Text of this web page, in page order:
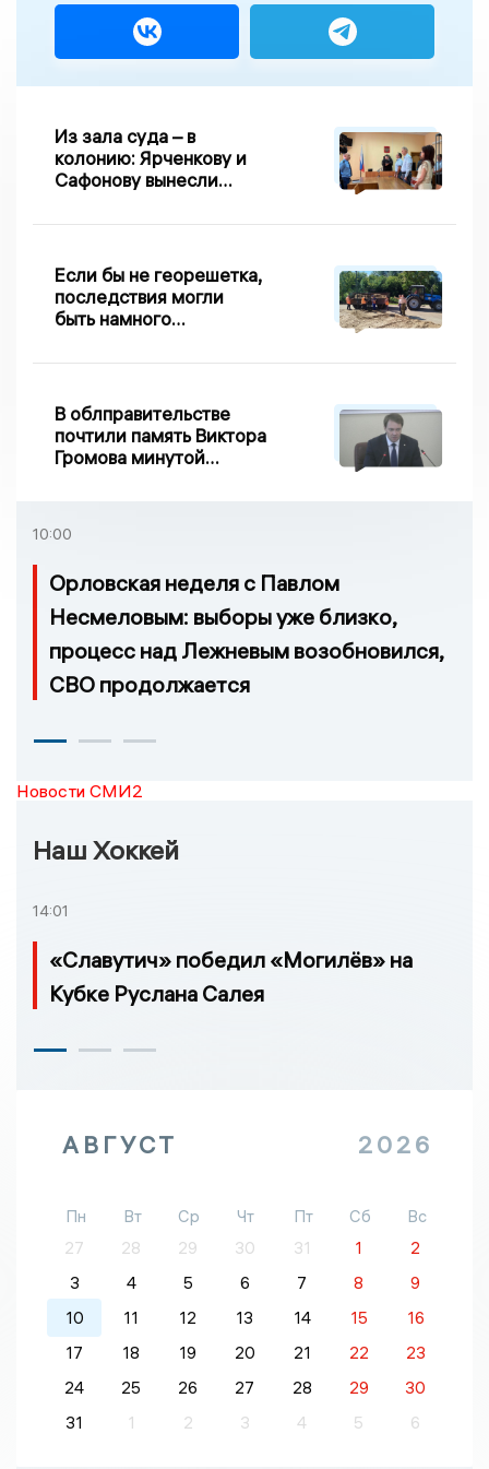
Из зала суда – в
колонию: Ярченкову и
Сафонову вынесли
взятке
Если бы не георешетка,
последствия могли
быть намного
сходе песка на
В облправительстве
почтили память Виктора
Громова минутой
10:00
Орловская неделя с Павлом
Несмеловым: выборы уже близко,
процесс над Лежневым возобновился,
СВО продолжается
Новости СМИ2
Наш Хоккей
14:01
«Славутич» победил «Могилёв» на
Кубке Руслана Салея
АВГУСТ 2026
Пн Вт Ср Чт Пт Сб
Вс
27
28 29 30 31 1
2
3
4 5 6 7 8
9
10
11 12 13 14 15
16
17
18 19 20 21 22
23
24
25 26 27 28 29
30
31
1 2 3 4 5 6